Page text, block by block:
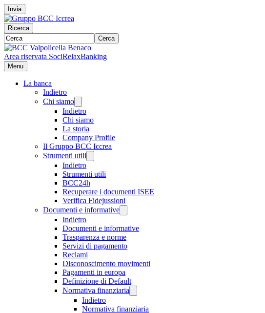
Invia
Ricerca
Cerca
Area riservata SociRelaxBanking
Menu
La banca
Indietro
Chi siamo
Indietro
Chi siamo
La storia
Company Profile
Il Gruppo BCC Iccrea
Strumenti utili
Indietro
Strumenti utili
BCC24h
Recuperare i documenti ISEE
Verifica Fidejussioni
Documenti e informative
Indietro
Documenti e informative
Trasparenza e norme
Servizi di pagamento
Reclami
Disconoscimento movimenti
Pagamenti in europa
Definizione di Default
Normativa finanziaria
Indietro
Normativa finanziaria